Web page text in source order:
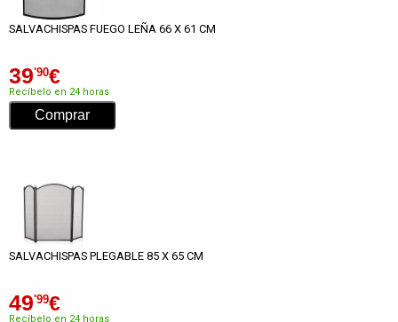
SALVACHISPAS FUEGO LEÑA 66 X 61 CM
39'90€
Recíbelo en 24 horas
SALVACHISPAS PLEGABLE 85 X 65 CM
49'99€
Recíbelo en 24 horas